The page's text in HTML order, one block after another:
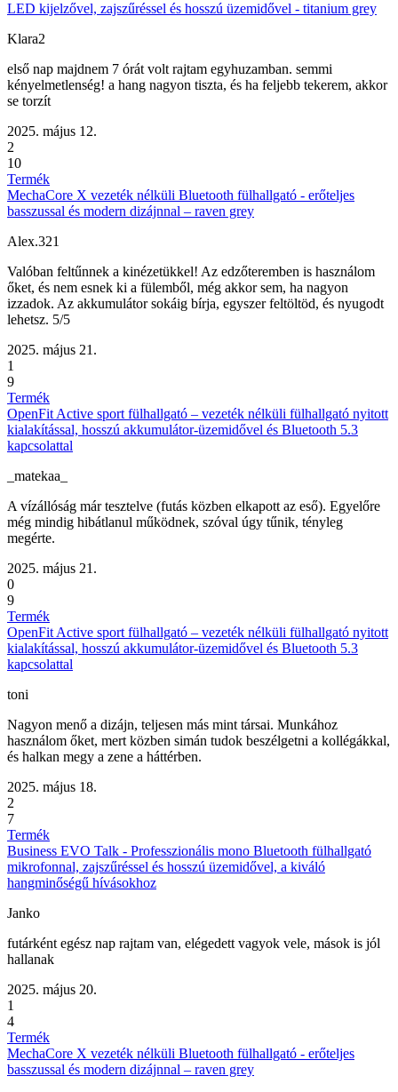
LED kijelzővel, zajszűréssel és hosszú üzemidővel - titanium grey
Klara2
első nap majdnem 7 órát volt rajtam egyhuzamban. semmi
kényelmetlenség! a hang nagyon tiszta, és ha feljebb tekerem, akkor
se torzít
2025. május 12.
2
10
Termék
MechaCore X vezeték nélküli Bluetooth fülhallgató - erőteljes
basszussal és modern dizájnnal – raven grey
Alex.321
Valóban feltűnnek a kinézetükkel! Az edzőteremben is használom
őket, és nem esnek ki a fülemből, még akkor sem, ha nagyon
izzadok. Az akkumulátor sokáig bírja, egyszer feltöltöd, és nyugodt
lehetsz. 5/5
2025. május 21.
1
9
Termék
OpenFit Active sport fülhallgató – vezeték nélküli fülhallgató nyitott
kialakítással, hosszú akkumulátor-üzemidővel és Bluetooth 5.3
kapcsolattal
_matekaa_
A vízállóság már tesztelve (futás közben elkapott az eső). Egyelőre
még mindig hibátlanul működnek, szóval úgy tűnik, tényleg
megérte.
2025. május 21.
0
9
Termék
OpenFit Active sport fülhallgató – vezeték nélküli fülhallgató nyitott
kialakítással, hosszú akkumulátor-üzemidővel és Bluetooth 5.3
kapcsolattal
toni
Nagyon menő a dizájn, teljesen más mint társai. Munkához
használom őket, mert közben simán tudok beszélgetni a kollégákkal,
és halkan megy a zene a háttérben.
2025. május 18.
2
7
Termék
Business EVO Talk - Professzionális mono Bluetooth fülhallgató
mikrofonnal, zajszűréssel és hosszú üzemidővel, a kiváló
hangminőségű hívásokhoz
Janko
futárként egész nap rajtam van, elégedett vagyok vele, mások is jól
hallanak
2025. május 20.
1
4
Termék
MechaCore X vezeték nélküli Bluetooth fülhallgató - erőteljes
basszussal és modern dizájnnal – raven grey